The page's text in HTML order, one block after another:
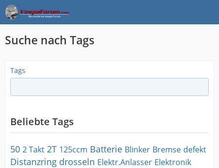
Suche nach Tags
Tags
Beliebte Tags
50 2 Takt 2T 125ccm Batterie Blinker Bremse defekt
Distanzring drosseln Elektr.Anlasser Elektronik